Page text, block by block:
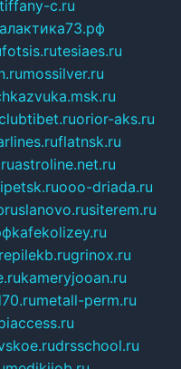
tiffany-c.ru
fotsis.rutesiaes.ru
mossilver.ru
orior-aks.ru
flatnsk.ru
astroline.net.ru
ooo-driada.ru
siterem.ru
kafekolizey.ru
grinox.ru
kameryjooan.ru
metall-perm.ru
drsschool.ru